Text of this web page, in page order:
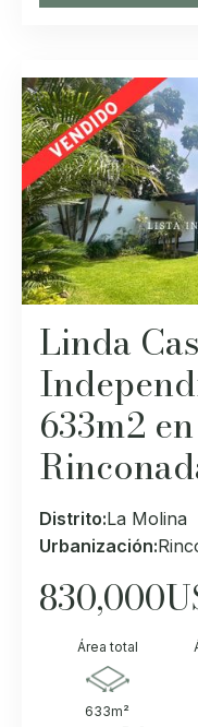
Linda
633m2
Distrito:La Molina
Urbanización:
830,000
Área total
633m²